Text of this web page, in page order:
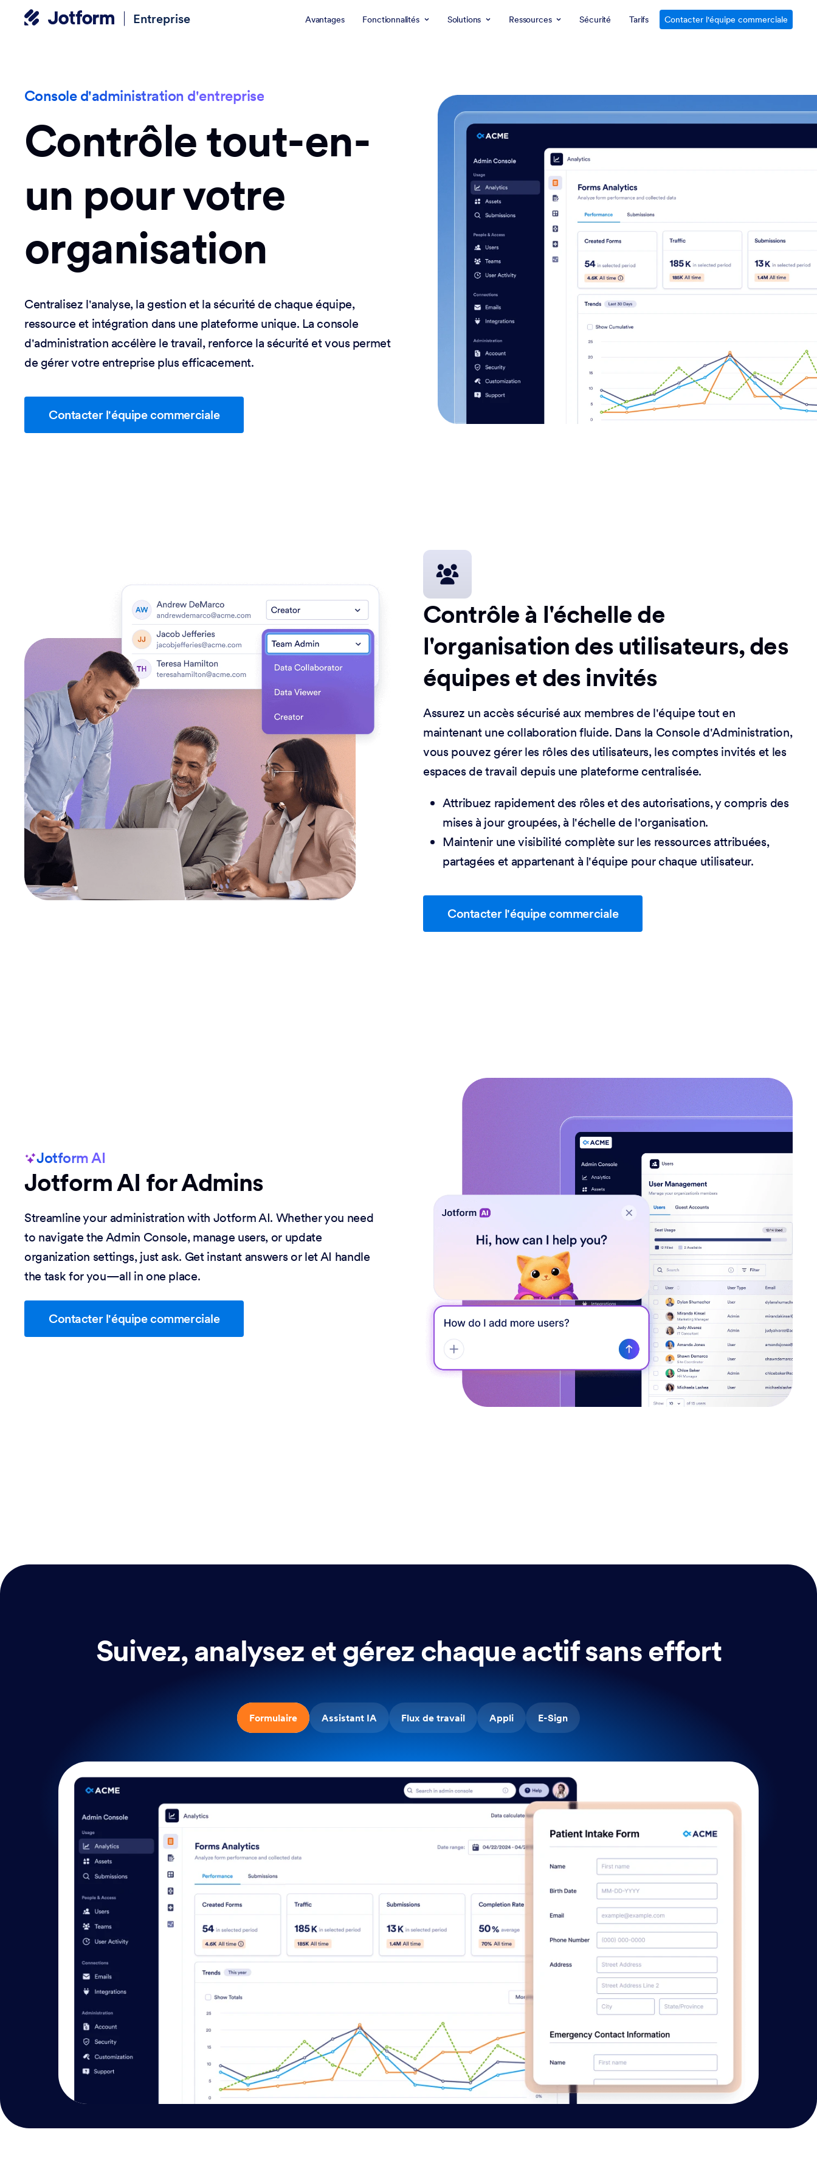
Entreprise Avantages Fonctionnalités Solutions Ressources Sécurité Tarifs Contacter l'équipe commerciale
Console d'administration d'entreprise
Contrôle tout-en-
un pour votre
organisation
Centralisez l'analyse, la gestion et la sécurité de chaque équipe,
ressource et intégration dans une plateforme unique. La console
d'administration accélère le travail, renforce la sécurité et vous permet
de gérer votre entreprise plus efficacement.
Contacter l'équipe commerciale
Contrôle à l'échelle de
l'organisation des utilisateurs, des
équipes et des invités
Assurez un accès sécurisé aux membres de l'équipe tout en
maintenant une collaboration fluide. Dans la Console d'Administration,
vous pouvez gérer les rôles des utilisateurs, les comptes invités et les
espaces de travail depuis une plateforme centralisée.
Attribuez rapidement des rôles et des autorisations, y compris des
mises à jour groupées, à l'échelle de l'organisation.
Maintenir une visibilité complète sur les ressources attribuées,
partagées et appartenant à l'équipe pour chaque utilisateur.
Contacter l'équipe commerciale
Jotform AI
Jotform AI for Admins
Streamline your administration with Jotform AI. Whether you need
to navigate the Admin Console, manage users, or update
organization settings, just ask. Get instant answers or let AI handle
the task for you—all in one place.
Contacter l'équipe commerciale
Suivez, analysez et gérez chaque actif sans effort
Formulaire Assistant IA Flux de travail Appli E-Sign